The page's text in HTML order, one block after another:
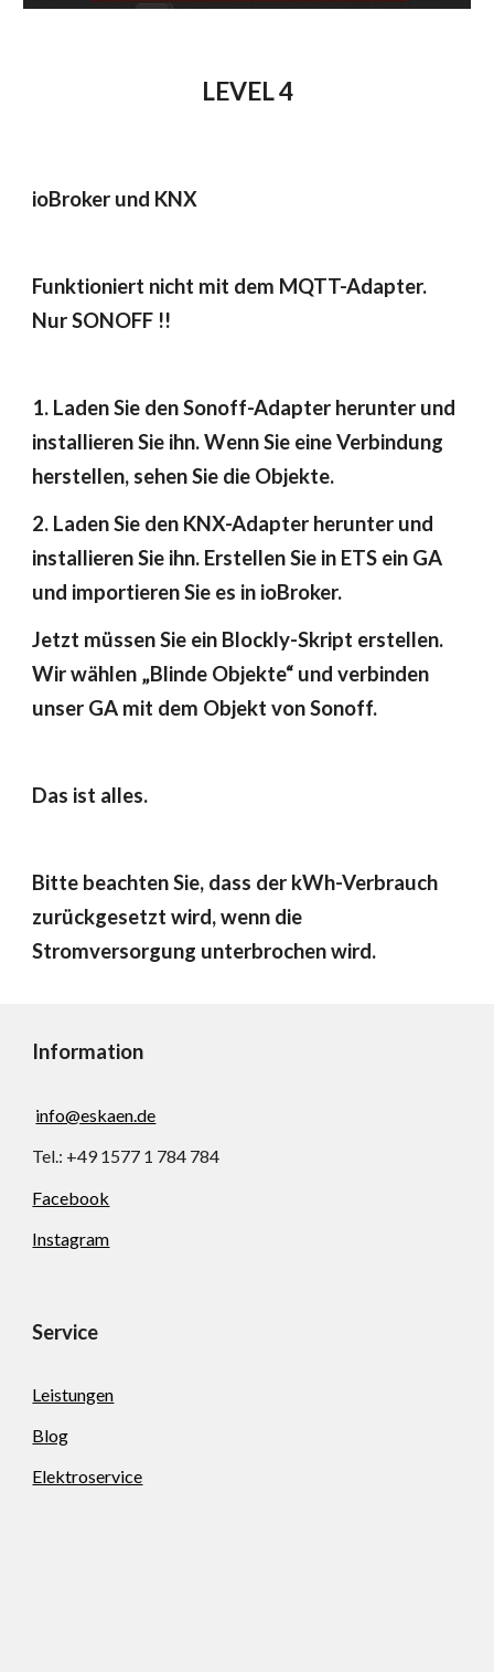
LEVEL 4
ioBroker und KNX
Funktioniert nicht mit dem MQTT-Adapter.
Nur SONOFF !!
1. Laden Sie den Sonoff-Adapter herunter und
installieren Sie ihn. Wenn Sie eine Verbindung
herstellen, sehen Sie die Objekte.
2. Laden Sie den KNX-Adapter herunter und
installieren Sie ihn. Erstellen Sie in ETS ein GA
und importieren Sie es in ioBroker.
Jetzt müssen Sie ein Blockly-Skript erstellen.
Wir wählen „Blinde Objekte“ und verbinden
unser GA mit dem Objekt von Sonoff.
Das ist alles.
Bitte beachten Sie, dass der kWh-Verbrauch
zurückgesetzt wird, wenn die
Stromversorgung unterbrochen wird.
Information
info@eskaen.de
Tel.: +49 1577 1 784 784
Facebook
Instagram
Service
Leistungen
Blog
Elektroservice